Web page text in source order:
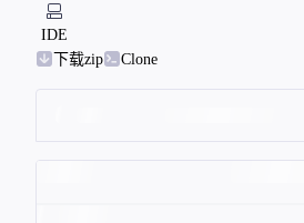
IDE
下载zip
Clone